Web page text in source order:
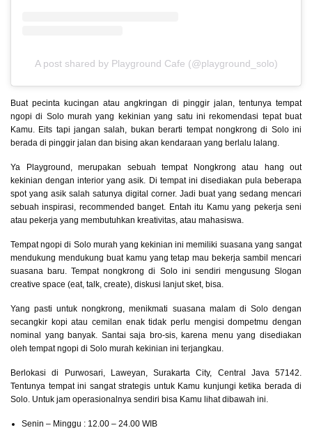
A post shared by Playground Cafe (@playground_solo)
Buat pecinta kucingan atau angkringan di pinggir jalan, tentunya tempat
ngopi di Solo murah yang kekinian yang satu ini rekomendasi tepat buat
Kamu. Eits tapi jangan salah, bukan berarti tempat nongkrong di Solo ini
berada di pinggir jalan dan bising akan kendaraan yang berlalu lalang.
Ya Playground, merupakan sebuah tempat Nongkrong atau hang out
kekinian dengan interior yang asik. Di tempat ini disediakan pula beberapa
spot yang asik salah satunya digital corner. Jadi buat yang sedang mencari
sebuah inspirasi, recommended banget. Entah itu Kamu yang pekerja seni
atau pekerja yang membutuhkan kreativitas, atau mahasiswa.
Tempat ngopi di Solo murah yang kekinian ini memiliki suasana yang sangat
mendukung mendukung buat kamu yang tetap mau bekerja sambil mencari
suasana baru. Tempat nongkrong di Solo ini sendiri mengusung Slogan
creative space (eat, talk, create), diskusi lanjut sket, bisa.
Yang pasti untuk nongkrong, menikmati suasana malam di Solo dengan
secangkir kopi atau cemilan enak tidak perlu mengisi dompetmu dengan
nominal yang banyak. Santai saja bro-sis, karena menu yang disediakan
oleh tempat ngopi di Solo murah kekinian ini terjangkau.
Berlokasi di Purwosari, Laweyan, Surakarta City, Central Java 57142.
Tentunya tempat ini sangat strategis untuk Kamu kunjungi ketika berada di
Solo. Untuk jam operasionalnya sendiri bisa Kamu lihat dibawah ini.
Senin – Minggu : 12.00 – 24.00 WIB